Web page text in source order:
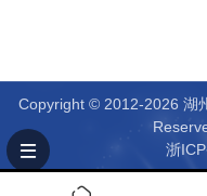
Copyright © 2012-2026 湖
浙